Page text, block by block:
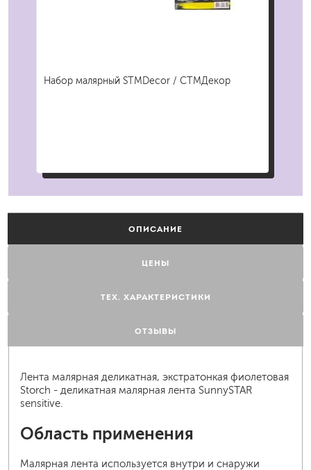
Набор малярный STMDecor / СТМДекор
ОПИСАНИЕ
ЦЕНЫ
ТЕХ. ХАРАКТЕРИСТИКИ
ОТЗЫВЫ
Лента малярная деликатная, экстратонкая фиолетовая
Storch - деликатная малярная лента SunnySTAR
sensitive.
Область применения
Малярная лента используется внутри и снаружи